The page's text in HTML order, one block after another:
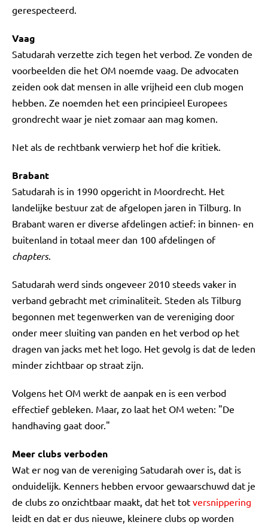
gerespecteerd.
Vaag
Satudarah verzette zich tegen het verbod. Ze vonden de
voorbeelden die het OM noemde vaag. De advocaten
zeiden ook dat mensen in alle vrijheid een club mogen
hebben. Ze noemden het een principieel Europees
grondrecht waar je niet zomaar aan mag komen.
Net als de rechtbank verwierp het hof die kritiek.
Brabant
Satudarah is in 1990 opgericht in Moordrecht. Het
landelijke bestuur zat de afgelopen jaren in Tilburg. In
Brabant waren er diverse afdelingen actief: in binnen- en
buitenland in totaal meer dan 100 afdelingen of
chapters.
Satudarah werd sinds ongeveer 2010 steeds vaker in
verband gebracht met criminaliteit. Steden als Tilburg
begonnen met tegenwerken van de vereniging door
onder meer sluiting van panden en het verbod op het
dragen van jacks met het logo. Het gevolg is dat de leden
minder zichtbaar op straat zijn.
Volgens het OM werkt de aanpak en is een verbod
effectief gebleken. Maar, zo laat het OM weten: "De
handhaving gaat door."
Meer clubs verboden
Wat er nog van de vereniging Satudarah over is, dat is
onduidelijk. Kenners hebben ervoor gewaarschuwd dat je
de clubs zo onzichtbaar maakt, dat het tot versnippering
leidt en dat er dus nieuwe, kleinere clubs op worden